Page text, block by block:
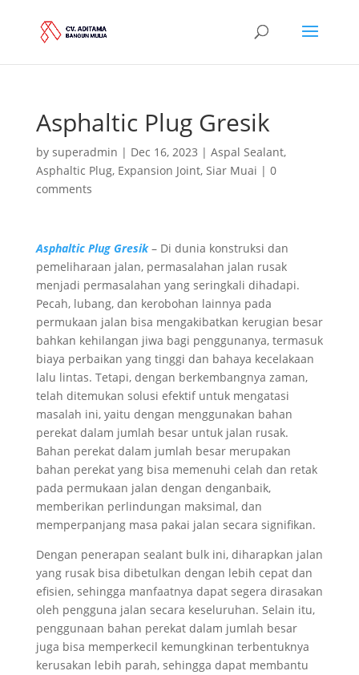
Asphaltic Plug Gresik
by superadmin | Dec 16, 2023 | Aspal Sealant,
Asphaltic Plug, Expansion Joint, Siar Muai | 0
comments
Asphaltic Plug Gresik– Di dunia konstruksi dan
pemeliharaan jalan, permasalahan jalan rusak
menjadi permasalahan yang seringkali dihadapi.
Pecah, lubang, dan kerobohan lainnya pada
permukaan jalan bisa mengakibatkan kerugian besar
bahkan kehilangan jiwa bagi penggunanya, termasuk
biaya perbaikan yang tinggi dan bahaya kecelakaan
lalu lintas. Tetapi, dengan berkembangnya zaman,
telah ditemukan solusi efektif untuk mengatasi
masalah ini, yaitu dengan menggunakan bahan
perekat dalam jumlah besar untuk jalan rusak.
Bahan perekat dalam jumlah besar merupakan
bahan perekat yang bisa memenuhi celah dan retak
pada permukaan jalan dengan denganbaik,
memberikan perlindungan maksimal, dan
memperpanjang masa pakai jalan secara signifikan.
Dengan penerapan sealant bulk ini, diharapkan jalan
yang rusak bisa dibetulkan dengan lebih cepat dan
efisien, sehingga manfaatnya dapat segera dirasakan
oleh pengguna jalan secara keseluruhan. Selain itu,
penggunaan bahan perekat dalam jumlah besar
juga bisa memperkecil kemungkinan terbentuknya
kerusakan lebih parah, sehingga dapat membantu